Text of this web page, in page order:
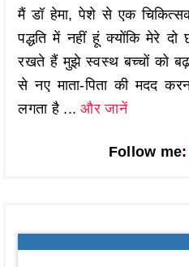
मैं डॉ हेमा, पेशे से एक
पद्धति में नहीं हूं क्योंकि मेरे
रखते हैं मुझे स्वस्थ बच्चों को
से नए माता-पिता की मदद
लगता है ...और जानें
Follow me: